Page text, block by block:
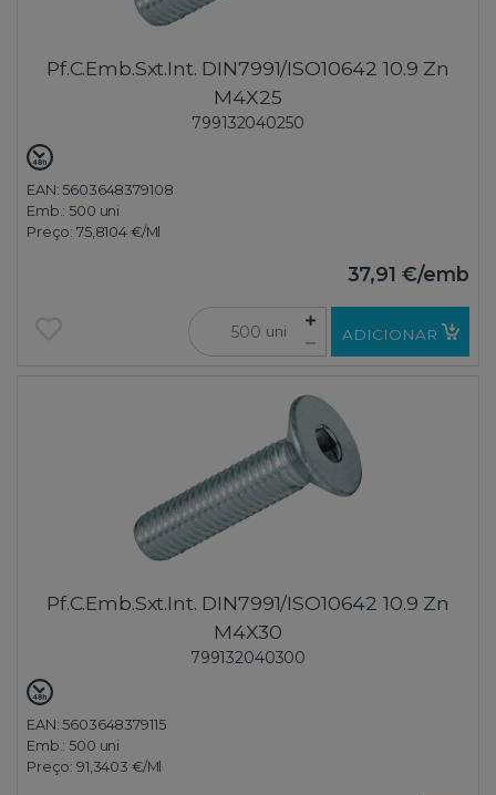
Pf.C.Emb.Sxt.Int. DIN7991/ISO10642 10.9 Zn
M4X25
799132040250
EAN: 5603648379108
Emb.:500 uni
Preço: 75,8104 €/Ml
37,91 €/emb
uni ADICIONAR
Pf.C.Emb.Sxt.Int. DIN7991/ISO10642 10.9 Zn
M4X30
799132040300
EAN: 5603648379115
Emb.:500 uni
Preço: 91,3403 €/Ml